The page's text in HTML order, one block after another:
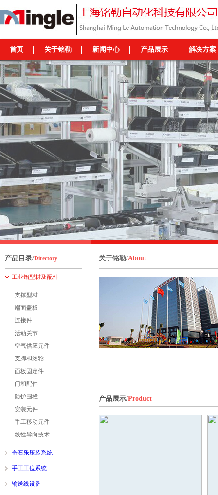
首页 关于铭勒 新闻中心 产品展示 解决方案
产品目录/Directory
工业铝型材及配件
支撑型材
端面盖板
连接件
活动关节
空气供应元件
支脚和滚轮
面板固定件
门和配件
防护围栏
安装元件
手工移动元件
线性导向技术
奇石乐压装系统
手工工位系统
输送线设备
关于铭勒/About
产品展示/Product